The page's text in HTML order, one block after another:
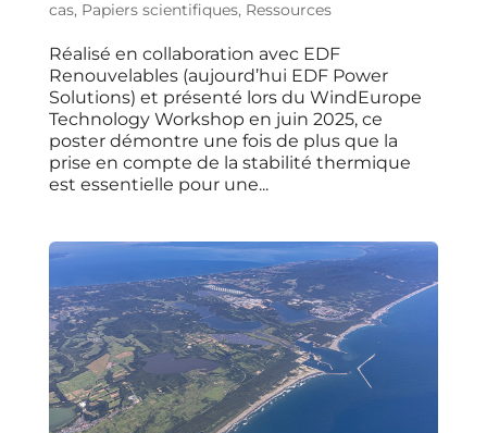
cas, Papiers scientifiques, Ressources
Réalisé en collaboration avec EDF
Renouvelables (aujourd’hui EDF Power
Solutions) et présenté lors du WindEurope
Technology Workshop en juin 2025, ce
poster démontre une fois de plus que la
prise en compte de la stabilité thermique
est essentielle pour une...